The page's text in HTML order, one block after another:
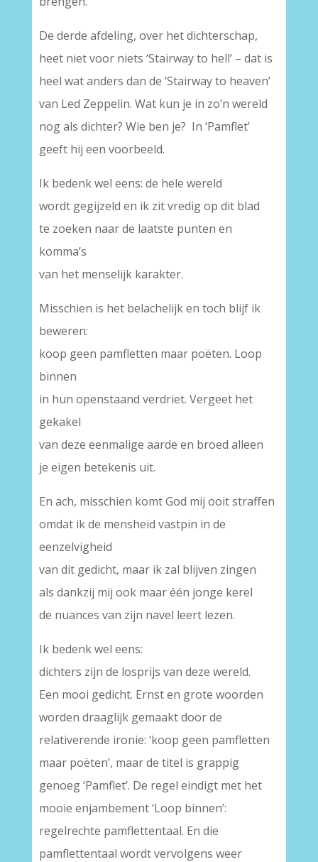
De derde afdeling, over het dichterschap,
heet niet voor niets ‘Stairway to hell’ – dat is
heel wat anders dan de ‘Stairway to heaven’
van Led Zeppelin. Wat kun je in zo’n wereld
nog als dichter? Wie ben je? In ‘Pamflet’
geeft hij een voorbeeld.
Ik bedenk wel eens: de hele wereld
wordt gegijzeld en ik zit vredig op dit blad
te zoeken naar de laatste punten en
komma’s
van het menselijk karakter.
Misschien is het belachelijk en toch blijf ik
beweren:
koop geen pamfletten maar poëten. Loop
binnen
in hun openstaand verdriet. Vergeet het
gekakel
van deze eenmalige aarde en broed alleen
je eigen betekenis uit.
En ach, misschien komt God mij ooit straffen
omdat ik de mensheid vastpin in de
eenzelvigheid
van dit gedicht, maar ik zal blijven zingen
als dankzij mij ook maar één jonge kerel
de nuances van zijn navel leert lezen.
Ik bedenk wel eens:
dichters zijn de losprijs van deze wereld.
Een mooi gedicht. Ernst en grote woorden
worden draaglijk gemaakt door de
relativerende ironie: ‘koop geen pamfletten
maar poëten’, maar de titel is grappig
genoeg ‘Pamflet’. De regel eindigt met het
mooie enjambement ‘Loop binnen’:
regelrechte pamflettentaal. En die
pamflettentaal wordt vervolgens weer